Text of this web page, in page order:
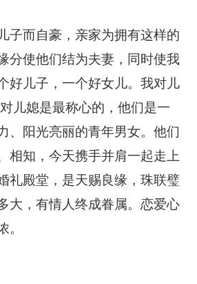
子而自豪，亲家为拥有这样的
分使他们结为夫妻，同时使我
好儿子，一个好女儿。我对儿
儿媳是最称心的，他们是一
、阳光亮丽的青年男女。他们
相知，今天携手并肩一起走上
礼殿堂，是天赐良缘，珠联璧
大，有情人终成眷属。恋爱心
。